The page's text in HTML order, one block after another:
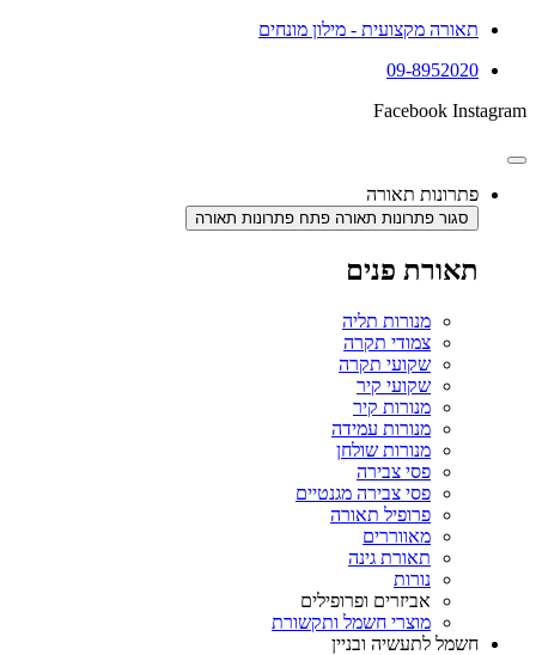
תאורה מקצועית - מילון מונחים
09-8952020
Facebook Instagram
פתרונות תאורה
סגור פתרונות תאורה פתח פתרונות תאורה
תאורת פנים
מנורות תליה
צמודי תקרה
שקועי תקרה
שקועי קיר
מנורות קיר
מנורות עמידה
מנורות שולחן
פסי צבירה
פסי צבירה מגנטיים
פרופיל תאורה
מאווררים
תאורת גינה
נורות
אביזרים ופרופילים
מוצרי חשמל ותקשורת
חשמל לתעשיה ובניין